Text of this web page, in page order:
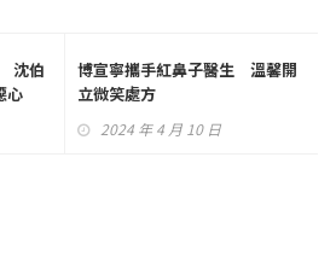
沈伯
心
博宣寧攜手紅鼻子醫生 溫馨開
立微笑處方
2024 年 4 月 10 日